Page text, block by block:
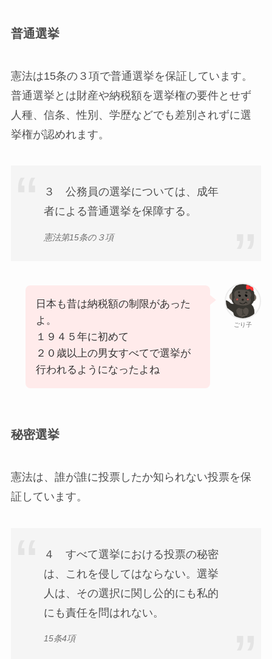
普通選挙
憲法は15条の３項で普通選挙を保証しています。
普通選挙とは財産や納税額を選挙権の要件とせず
人種、信条、性別、学歴などでも差別されずに選
挙権が認めれます。
３ 公務員の選挙については、成年
者による普通選挙を保障する。
憲法第15条の３項
ごり子
日本も昔は納税額の制限があった
よ。
１９４５年に初めて
２０歳以上の男女すべてで選挙が
行われるようになったよね
秘密選挙
憲法は、誰が誰に投票したか知られない投票を保
証しています。
４ すべて選挙における投票の秘密
は、これを侵してはならない。選挙
人は、その選択に関し公的にも私的
にも責任を問はれない。
15条4項